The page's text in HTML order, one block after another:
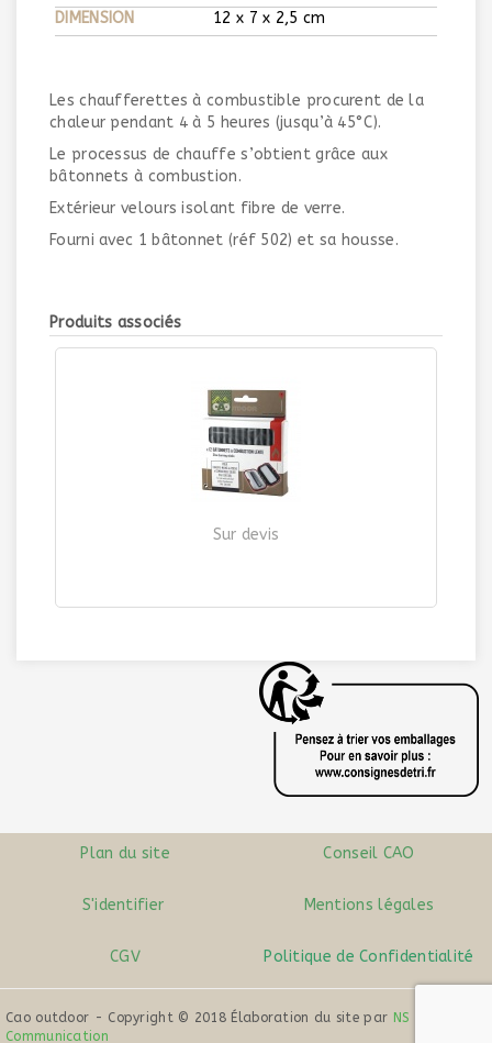
DIMENSION
12 x 7 x 2,5 cm
Les chaufferettes à combustible procurent de la
chaleur pendant 4 à 5 heures (jusqu’à 45°C).
Le processus de chauffe s’obtient grâce aux
bâtonnets à combustion.
Extérieur velours isolant fibre de verre.
Fourni avec 1 bâtonnet (réf 502) et sa housse.
Produits associés
Sur devis
Plan du site Conseil CAO
S'identifier Mentions légales
CGV Politique de Confidentialité
Cao outdoor - Copyright © 2018 Élaboration du site par NS
Communication